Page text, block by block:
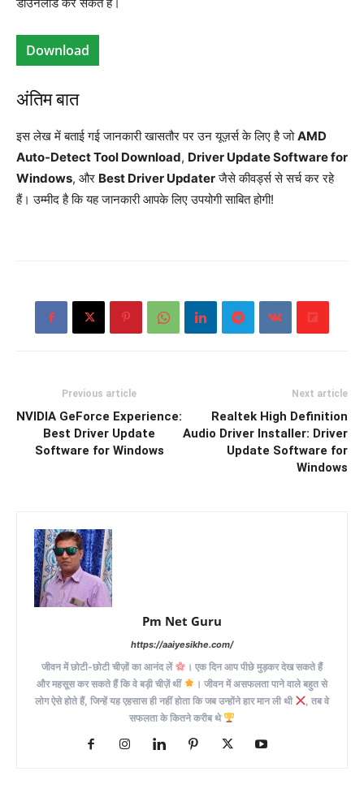
Download
अंतिम बात
इस लेख में बताई गई जानकारी खासतौर पर उन यूज़र्स के लिए है जोAMD
Auto-Detect Tool Download, Driver Update Software for
Windows, और Best Driver Updaterजैसे कीवर्ड्स से सर्च कर रहे
हैं। उम्मीद है कि यह जानकारी आपके लिए उपयोगी साबित होगी!
Previous article
NVIDIA GeForce Experience:
Best Driver Update
Software for Windows
Next article
Realtek High Definition
Audio Driver Installer: Driver
Update Software for
Windows
Pm Net Guru
https://aaiyesikhe.com/
जीवन में छोटी-छोटी चीज़ों का आनंद लें
। एक दिन आप पीछे मुड़कर देख सकते हैं
और महसूस कर सकते हैं कि वे बड़ी चीज़ें थीं
। जीवन में असफलता पाने वाले बहुत से
लोग ऐसे होते हैं, जिन्हें यह एहसास ही नहीं होता कि जब उन्होंने हार मान ली थी
, तब वे
सफलता के कितने करीब थे